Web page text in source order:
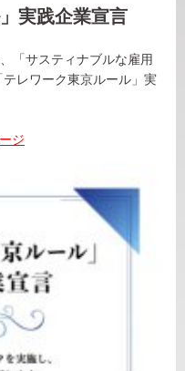
実践企業宣言
「サスティナブルな雇用
レワーク東京ルール」実
ジ